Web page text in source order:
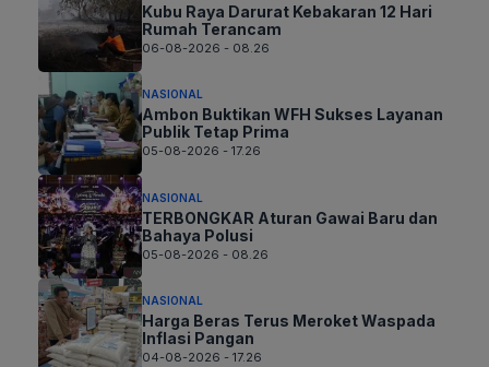
Kubu Raya Darurat Kebakaran 12 Hari
Rumah Terancam
06-08-2026 - 08.26
NASIONAL
Ambon Buktikan WFH Sukses Layanan
Publik Tetap Prima
05-08-2026 - 17.26
NASIONAL
TERBONGKAR Aturan Gawai Baru dan
Bahaya Polusi
05-08-2026 - 08.26
NASIONAL
Harga Beras Terus Meroket Waspada
Inflasi Pangan
04-08-2026 - 17.26